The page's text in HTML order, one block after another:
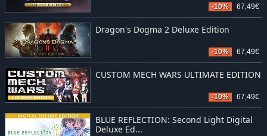
-10% 67,49€
Dragon's Dogma 2 Deluxe Edition
-10% 67,49€
CUSTOM MECH WARS ULTIMATE EDITION
-10% 67,49€
BLUE REFLECTION: Second Light Digital
Deluxe Ed...